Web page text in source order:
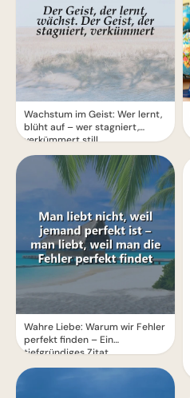
Wachstum im Geist: Wer lernt,
blüht auf – wer stagniert,
verkümmert still
Wahre Liebe: Warum wir Fehler
perfekt finden – Ein
tiefgründiges Zitat